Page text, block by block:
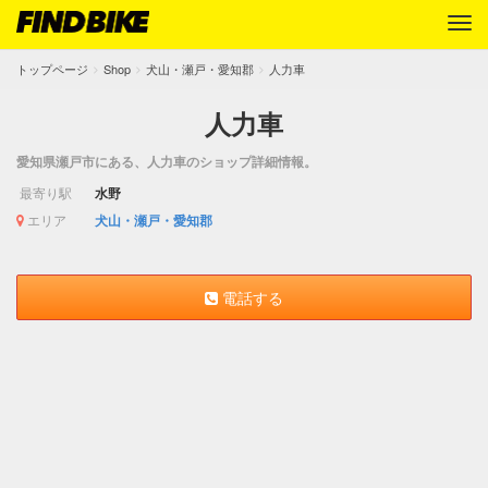
トップページ Shop 犬山・瀬戸・愛知郡 人力車
人力車
愛知県瀬戸市にある、人力車のショップ詳細情報。
最寄り駅 水野
エリア 犬山・瀬戸・愛知郡
電話する